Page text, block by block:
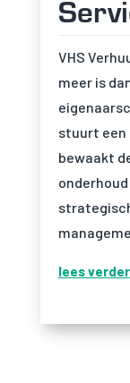
VHS
meer is
stuurt een
bewaakt
lees verder